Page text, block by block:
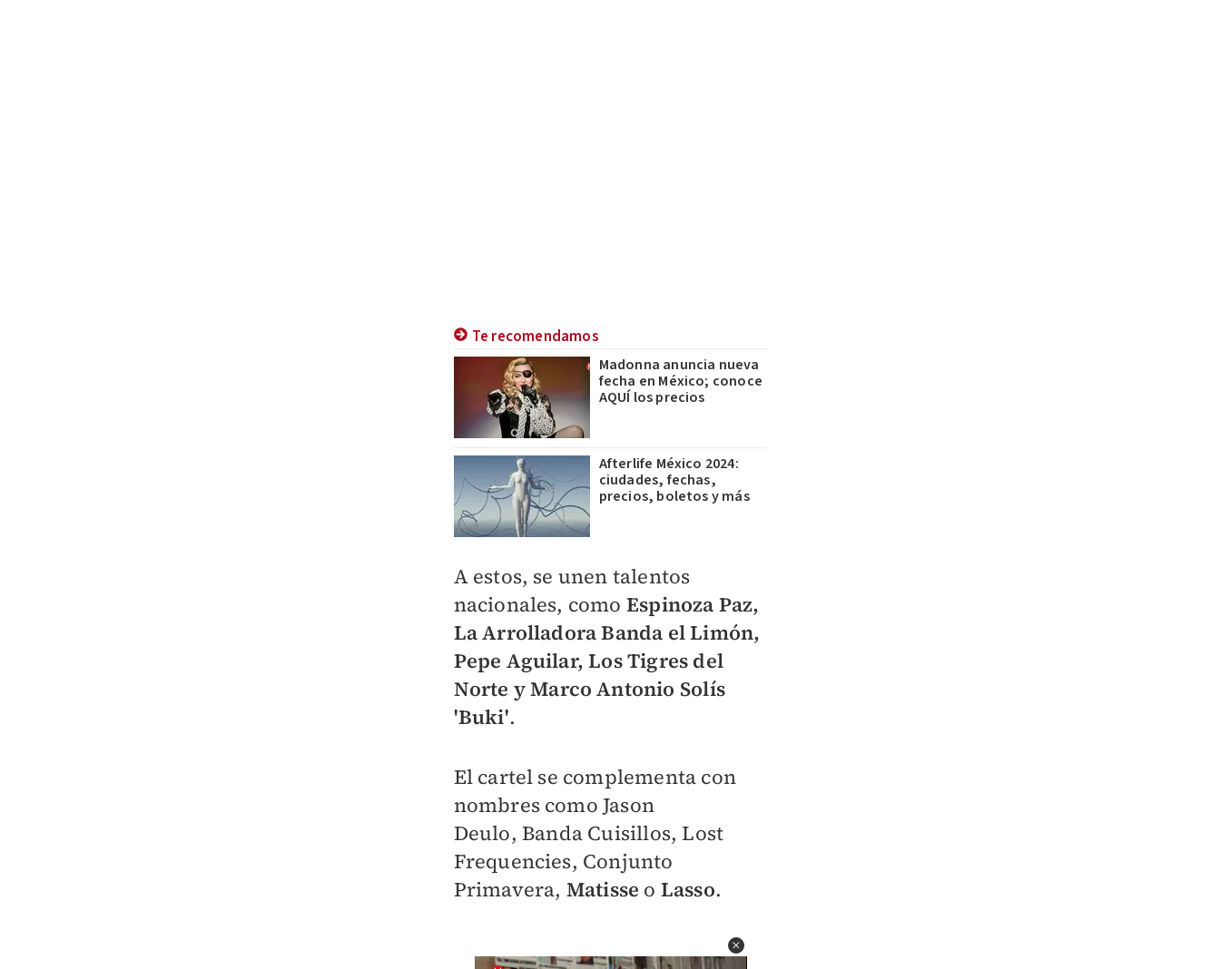
Te recomendamos
Madonna anuncia nueva
fecha en México; conoce
AQUÍ los precios
Afterlife México 2024:
ciudades, fechas,
precios, boletos y más
A estos, se unen talentos
nacionales, como Espinoza Paz,
La Arrolladora Banda el Limón,
Pepe Aguilar, Los Tigres del
Norte y Marco Antonio Solís
'Buki'.
El cartel se complementa con
nombres como Jason
Deulo, Banda Cuisillos,Lost
Frequencies, Conjunto
Primavera, Matisse o Lasso.